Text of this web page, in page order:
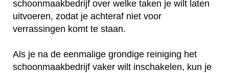
schoonmaakbedrijf over welke taken je wilt laten
uitvoeren, zodat je achteraf niet voor
verrassingen komt te staan.
Als je na de eenmalige grondige reiniging het
schoonmaakbedrijf vaker wilt inschakelen, kun je